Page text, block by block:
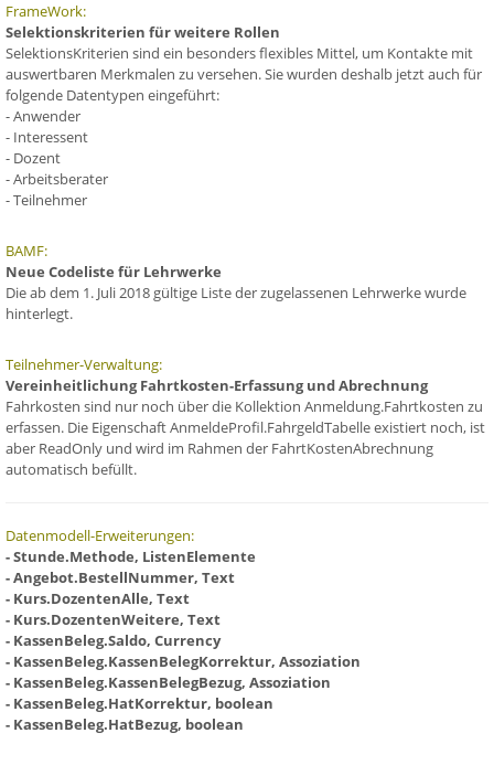
FrameWork:
Selektionskriterien für weitere Rollen
SelektionsKriterien sind ein besonders flexibles Mittel, um Kontakte mit
auswertbaren Merkmalen zu versehen. Sie wurden deshalb jetzt auch für
folgende Datentypen eingeführt:
- Anwender
- Interessent
- Dozent
- Arbeitsberater
- Teilnehmer
BAMF:
Neue Codeliste für Lehrwerke
Die ab dem 1. Juli 2018 gültige Liste der zugelassenen Lehrwerke wurde
hinterlegt.
Teilnehmer-Verwaltung:
Vereinheitlichung Fahrtkosten-Erfassung und Abrechnung
Fahrkosten sind nur noch über die Kollektion Anmeldung.Fahrtkosten zu
erfassen. Die Eigenschaft AnmeldeProfil.FahrgeldTabelle existiert noch, ist
aber ReadOnly und wird im Rahmen der FahrtKostenAbrechnung
automatisch befüllt.
Datenmodell-Erweiterungen:
- Stunde.Methode, ListenElemente
- Angebot.BestellNummer, Text
- Kurs.DozentenAlle, Text
- Kurs.DozentenWeitere, Text
- KassenBeleg.Saldo, Currency
- KassenBeleg.KassenBelegKorrektur, Assoziation
- KassenBeleg.KassenBelegBezug, Assoziation
- KassenBeleg.HatKorrektur, boolean
- KassenBeleg.HatBezug, boolean